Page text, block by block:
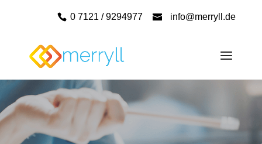
0 7121 / 9294977 info@merryll.de